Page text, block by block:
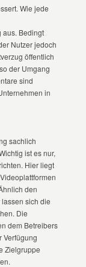
Wie jede
aus. Bedingt
Nutzer jedoch
öffentlich
der Umgang
sind
in
sachlich
ist es nur,
Hier liegt
den
lassen sich die
Die
dem Betreibers
Verfügung
Zielgruppe